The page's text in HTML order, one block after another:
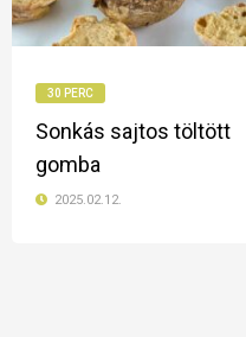
30 PERC
Sonkás sajtos töltött
gomba
2025.02.12.